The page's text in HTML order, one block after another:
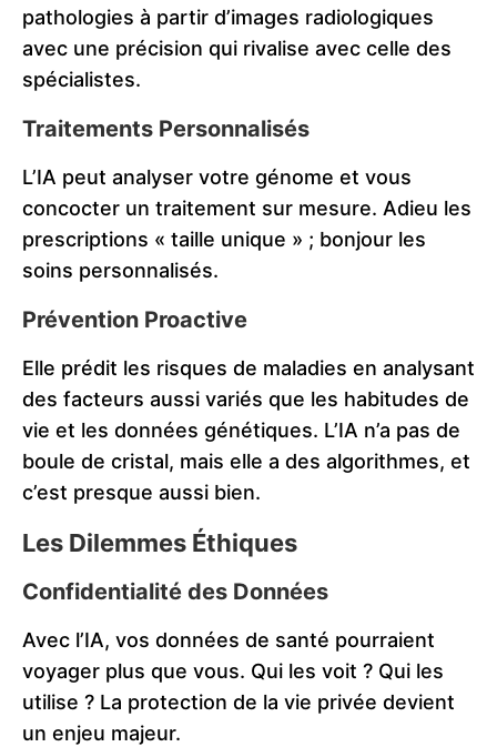
pathologies à partir d’images radiologiques
avec une précision qui rivalise avec celle des
spécialistes.
Traitements Personnalisés
L’IA peut analyser votre génome et vous
concocter un traitement sur mesure. Adieu les
prescriptions « taille unique » ; bonjour les
soins personnalisés.
Prévention Proactive
Elle prédit les risques de maladies en analysant
des facteurs aussi variés que les habitudes de
vie et les données génétiques. L’IA n’a pas de
boule de cristal, mais elle a des algorithmes, et
c’est presque aussi bien.
Les Dilemmes Éthiques
Confidentialité des Données
Avec l’IA, vos données de santé pourraient
voyager plus que vous. Qui les voit ? Qui les
utilise ? La protection de la vie privée devient
un enjeu majeur.